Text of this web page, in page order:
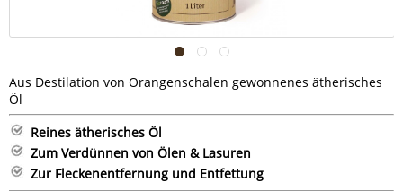
Aus Destilation von Orangenschalen gewonnenes ätherisches
Öl
Reines ätherisches Öl
Zum Verdünnen von Ölen & Lasuren
Zur Fleckenentfernung und Entfettung